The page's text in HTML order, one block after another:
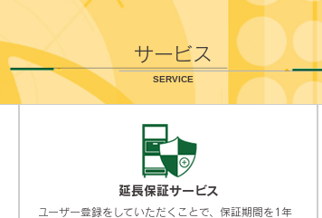
サービス
SERVICE
延長保証サービス
ユーザー登録をしていただくことで、保証期間を1年